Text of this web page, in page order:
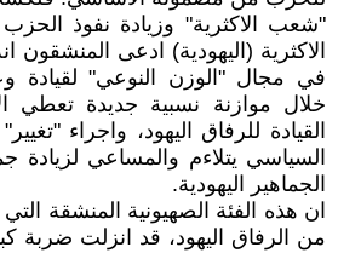
"شعب الاكثرية" وزيادة نفوذ
الاكثرية (اليهودية) ادعى المنشقون
في مجال "الوزن النوعي"
خلال موازنة نسبية جديدة تعطي
القيادة للرفاق اليهود، واجراء
السياسي يتلاءم والمساعي لزيادة
الجماهير اليهودية.
ان هذه الفئة الصهيونية المنشقة
من الرفاق اليهود، قد انزلت ضربة